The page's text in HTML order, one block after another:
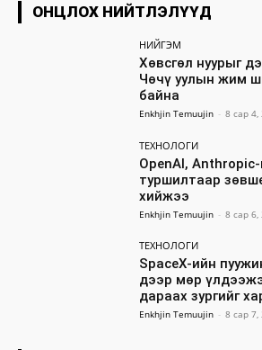
ОНЦЛОХ НИЙТЛЭЛҮҮД
НИЙГЭМ
Хөвсгөл нуурыг
Чөчү уулын жим
байна
Enkhjin Temuujin - 8 сар 4,
ТЕХНОЛОГИ
OpenAI,
туршилтаар
хийжээ
Enkhjin Temuujin - 8 сар 6,
ТЕХНОЛОГИ
SpaceX-ийн
дээр мөр
дараах зургийг
Enkhjin Temuujin - 8 сар 7,